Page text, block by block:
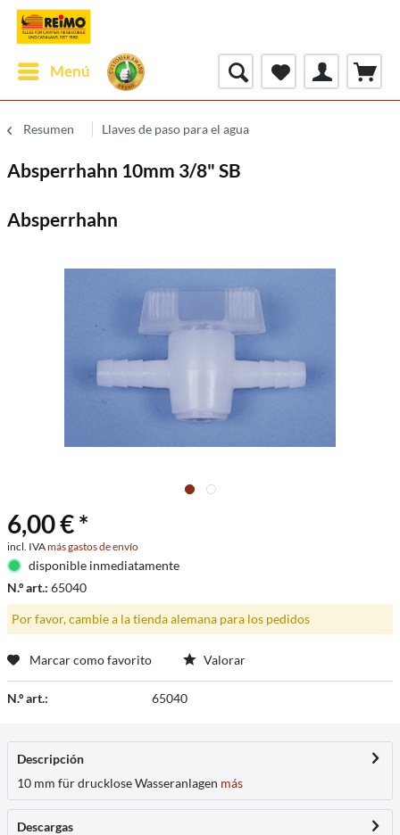
Menú
Resumen Llaves de paso para el agua
Absperrhahn 10mm 3/8" SB
Absperrhahn
6,00 € *
incl. IVAmás gastos de envío
disponible inmediatamente
N.º art.: 65040
Por favor, cambie a la tienda alemana para los pedidos
Marcar como favorito Valorar
N.º art.: 65040
Descripción
10 mm für drucklose Wasseranlagen más
Descargas